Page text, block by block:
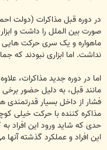
در دوره قبل مذاکرات (دولت
صورت بین الملل را داشت و
ماهواره و یک سری حرکت
نداشت. اما ابزاری نبودند که
اما در دوره جدید مذاکرات،
مانند قبل، به دلیل حضور برخی
فشار از داخل بسیار
مذاکره کننده با حرکت خیلی
حدی که شاید ورود این افراد
این افراد و عملکرد گذشته آنها